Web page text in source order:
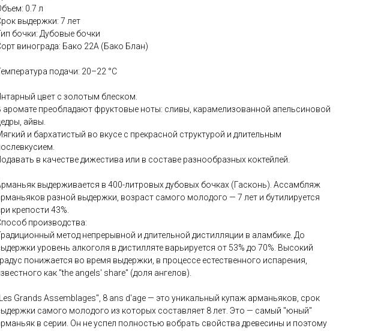
0.7 л
выдержки: 7 лет
бочки: Дубовые бочки
винограда: Бако 22А (Бако Блан)
подачи: 20–22 °С
цвет с золотым блеском.
аромате преобладают фруктовые ноты: сливы, карамелизованной апельсиновой
айвы.
и бархатистый во вкусе с прекрасной структурой и длительным
в качестве дижестива или в составе разнообразных коктейлей.
выдерживается в 400-литровых дубовых бочках (Гасконь). Ассамбляж
разной выдержки, возраст самого молодого — 7 лет и бутилируется
крепости 43%.
производства:
метод непрерывной и длительной дистилляции в аламбике. До
уровень алкоголя в дистилляте варьируется от 53% до 70%. Высокий
понижается во время выдержки, в процессе естественного испарения,
как "the angels' share" (доля ангелов).
Grands Assemblages", 8 ans d'age — это уникальный купаж арманьяков, срок
самого молодого из которых составляет 8 лет. Это — самый "юный"
в серии. Он не успел полностью вобрать свойства древесины и поэтому